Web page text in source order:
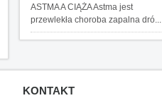
ASTMA A CIĄŻA Astma jest
przewlekła choroba zapalna dró...
KONTAKT